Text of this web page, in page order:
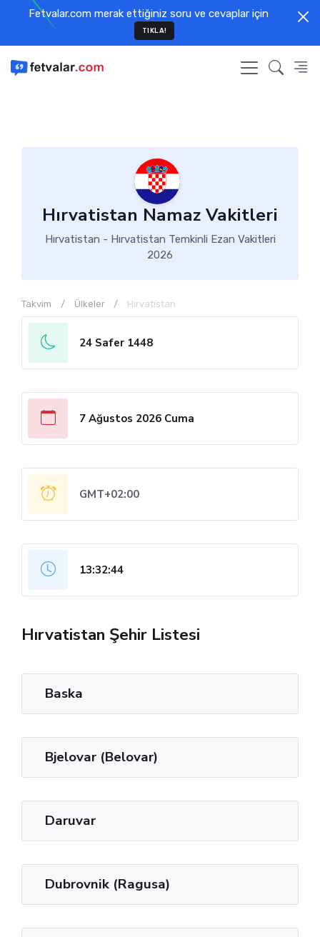
Fetvalar.com merak ettiğiniz soru ve cevaplar için
TIKLA!
Hırvatistan Namaz Vakitleri
Hırvatistan - Hırvatistan Temkinli Ezan Vakitleri
2026
Takvim Ülkeler Hırvatistan
24 Safer 1448
7 Ağustos 2026 Cuma
GMT+02:00
13:32:45
Hırvatistan Şehir Listesi
Baska
Bjelovar (Belovar)
Daruvar
Dubrovnik (Ragusa)